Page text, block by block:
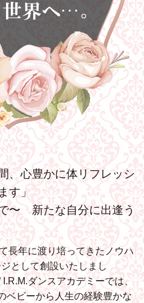
、心豊かに体リフレッシ
す」
〜 新たな自分に出逢う
長年に渡り培ってきたノウハ
として創設いたしまし
I.R.M.ダンスアカデミーでは、
ベビーから人生の経験豊かな